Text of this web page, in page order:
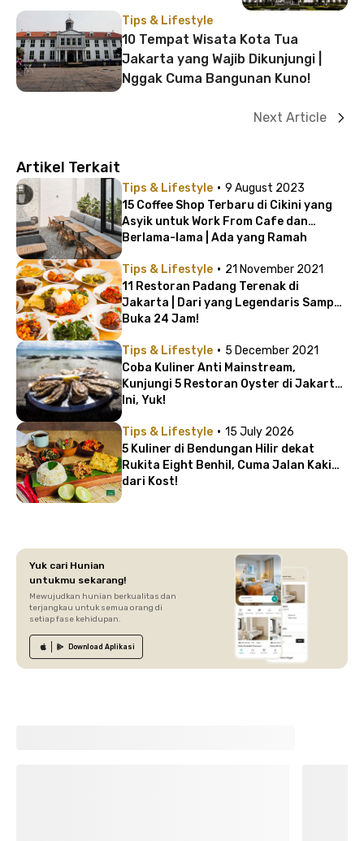
Tips & Lifestyle
10 Tempat Wisata Kota Tua
Jakarta yang Wajib Dikunjungi |
Nggak Cuma Bangunan Kuno!
Next Article
Artikel Terkait
Tips & Lifestyle · 9 August 2023
15 Coffee Shop Terbaru di Cikini yang
Asyik untuk Work From Cafe dan
Berlama-lama | Ada yang Ramah
Tips & Lifestyle · 21 November 2021
11 Restoran Padang Terenak di
Jakarta | Dari yang Legendaris Sampai
Buka 24 Jam!
Tips & Lifestyle · 5 December 2021
Coba Kuliner Anti Mainstream,
Kunjungi 5 Restoran Oyster di Jakarta
Ini, Yuk!
Tips & Lifestyle · 15 July 2026
5 Kuliner di Bendungan Hilir dekat
Rukita Eight Benhil, Cuma Jalan Kaki
dari Kost!
Yuk cari Hunian
untukmu sekarang!
Mewujudkan hunian berkualitas dan
terjangkau untuk semua orang di
setiap fase kehidupan.
Download Aplikasi